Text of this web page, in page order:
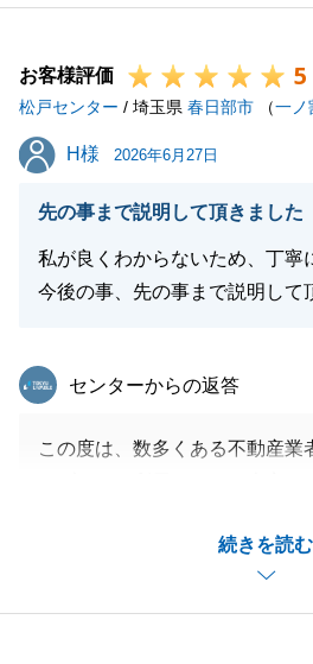
お客様評価 5
松戸センター / 埼玉県 春日部市 （一ノ
H様
H様 2026年6月27日
先の事まで説明して頂きました
私が良くわからないため、丁寧
今後の事、先の事まで説明して
続きを読む
東急リバブル
センターからの返答
この度は、数多くある不動産業
において、ご満足していただき
今後、何かご相談などございま